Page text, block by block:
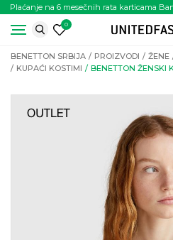
Plaćanje na 6 mesečnih rata karticama
0
BENETTON SRBIJA PROIZVODI ŽENE
KUPAĆI KOSTIMI
BENETTON ŽENSKI